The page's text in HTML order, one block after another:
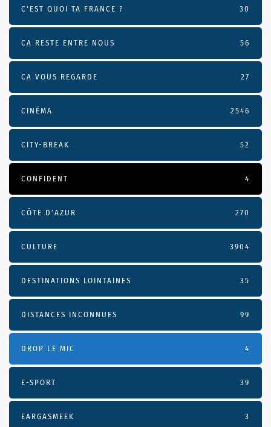
C'EST QUOI TA FRANCE ? 30
CA RESTE ENTRE NOUS 56
CA VOUS REGARDE 27
CINÉMA 2546
CITY-BREAK 52
CONFIDENT 4
CÔTE D’AZUR 270
CULTURE 3904
DESTINATIONS LOINTAINES 35
DISTANCES INCONNUES 99
DROP LE MIC 4
E-SPORT 39
EARGASMEEK 3